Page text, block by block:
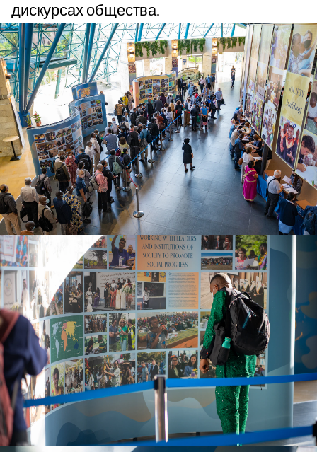
дискурсах общества.